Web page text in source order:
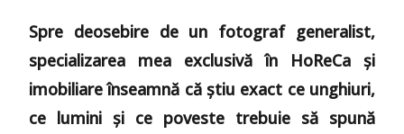
Spre deosebire de un fotograf generalist,
specializarea mea exclusivă în HoReCa și
imobiliare înseamnă că știu exact ce unghiuri,
ce lumini și ce poveste trebuie să spună